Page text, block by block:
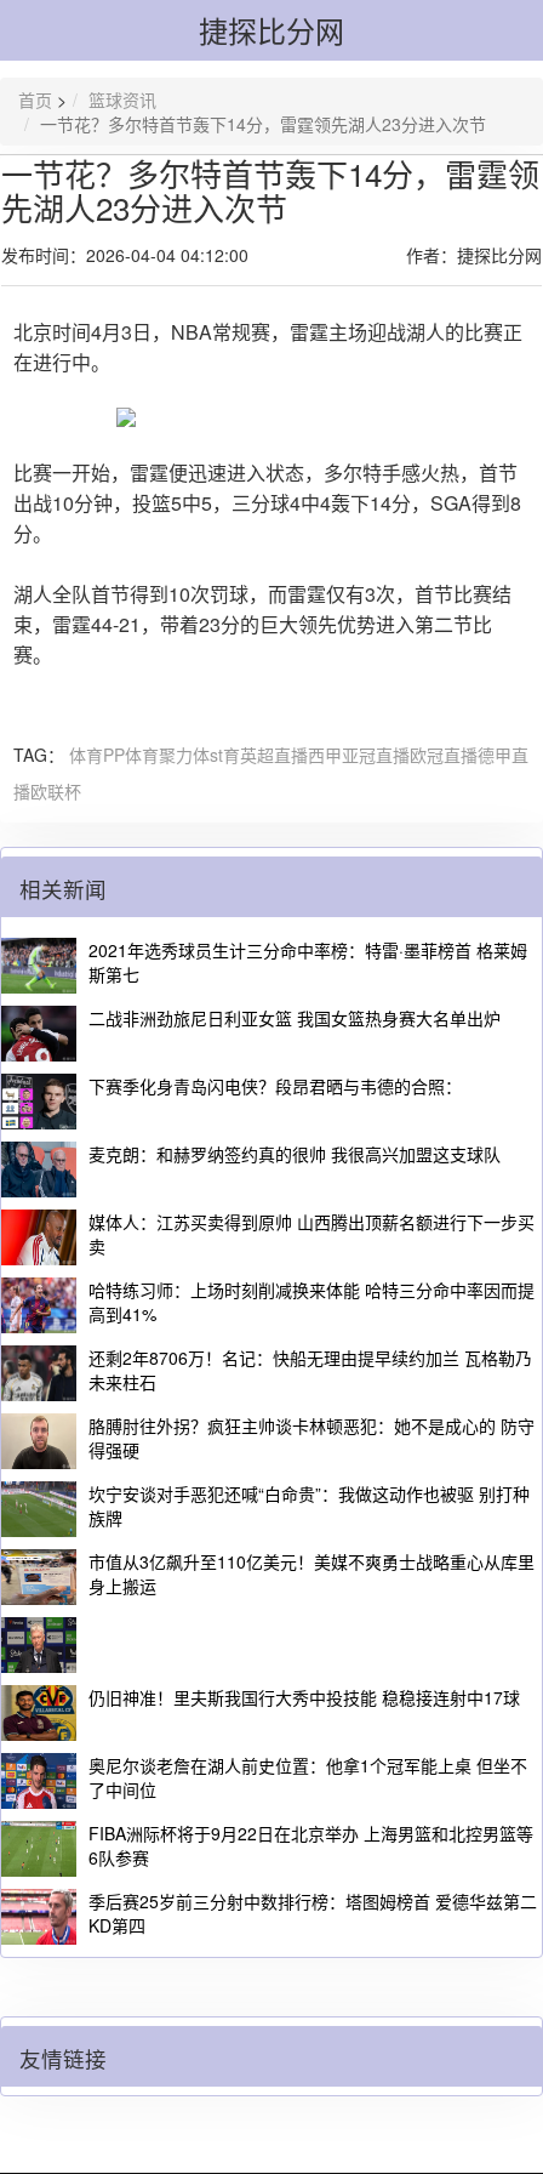
捷探比分网
首页 >
篮球资讯
一节花？多尔特首节轰下14分，雷霆领先湖人23分进入次节
一节花？多尔特首节轰下14分，雷霆领
先湖人23分进入次节
发布时间：2026-04-04 04:12:00 作者：捷探比分网
北京时间4月3日，NBA常规赛，雷霆主场迎战湖人的比赛正
在进行中。
比赛一开始，雷霆便迅速进入状态，多尔特手感火热，首节
出战10分钟，投篮5中5，三分球4中4轰下14分，SGA得到8
分。
湖人全队首节得到10次罚球，而雷霆仅有3次，首节比赛结
束，雷霆44-21，带着23分的巨大领先优势进入第二节比
赛。
TAG： 体育PP体育聚力体st育英超直播西甲亚冠直播欧冠直播德甲直
播欧联杯
相关新闻
2021年选秀球员生计三分命中率榜：特雷·墨菲榜首 格莱姆
斯第七
二战非洲劲旅尼日利亚女篮 我国女篮热身赛大名单出炉
下赛季化身青岛闪电侠？段昂君晒与韦德的合照：
麦克朗：和赫罗纳签约真的很帅 我很高兴加盟这支球队
媒体人：江苏买卖得到原帅 山西腾出顶薪名额进行下一步买
卖
哈特练习师：上场时刻削减换来体能 哈特三分命中率因而提
高到41%
还剩2年8706万！名记：快船无理由提早续约加兰 瓦格勒乃
未来柱石
胳膊肘往外拐？疯狂主帅谈卡林顿恶犯：她不是成心的 防守
得强硬
坎宁安谈对手恶犯还喊“白命贵”：我做这动作也被驱 别打种
族牌
市值从3亿飙升至110亿美元！美媒不爽勇士战略重心从库里
身上搬运
仍旧神准！里夫斯我国行大秀中投技能 稳稳接连射中17球
奥尼尔谈老詹在湖人前史位置：他拿1个冠军能上桌 但坐不
了中间位
FIBA洲际杯将于9月22日在北京举办 上海男篮和北控男篮等
6队参赛
季后赛25岁前三分射中数排行榜：塔图姆榜首 爱德华兹第二
KD第四
友情链接